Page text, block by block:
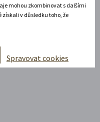
kříže protínají
současného
mohou zkombinovat s dalšími
v důsledku toho, že
Spravovat cookies